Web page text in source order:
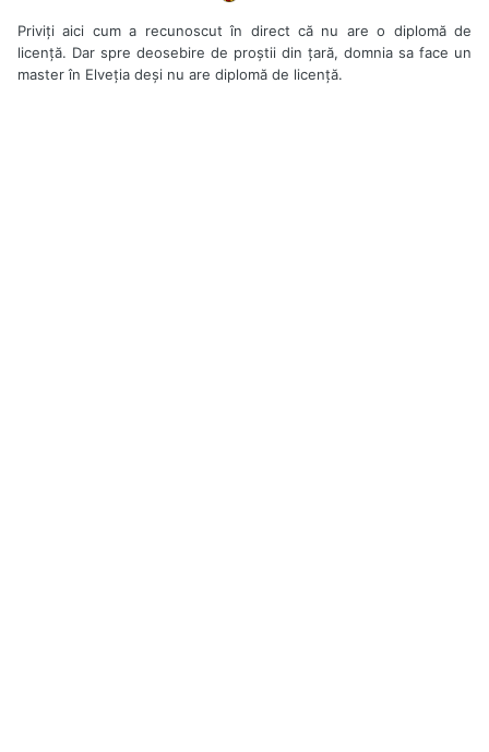
Priviţi aici cum a recunoscut în direct că nu are o diplomă de
licenţă. Dar spre deosebire de proştii din ţară, domnia sa face un
master în Elveţia deşi nu are diplomă de licenţă.